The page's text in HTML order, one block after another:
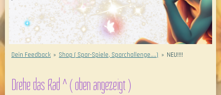
Dein Feedback » Shop ( Spar-Spiele, Sparchallenge....) » NEU!!!!
Drehe das Rad ^ ( oben angezeigt )